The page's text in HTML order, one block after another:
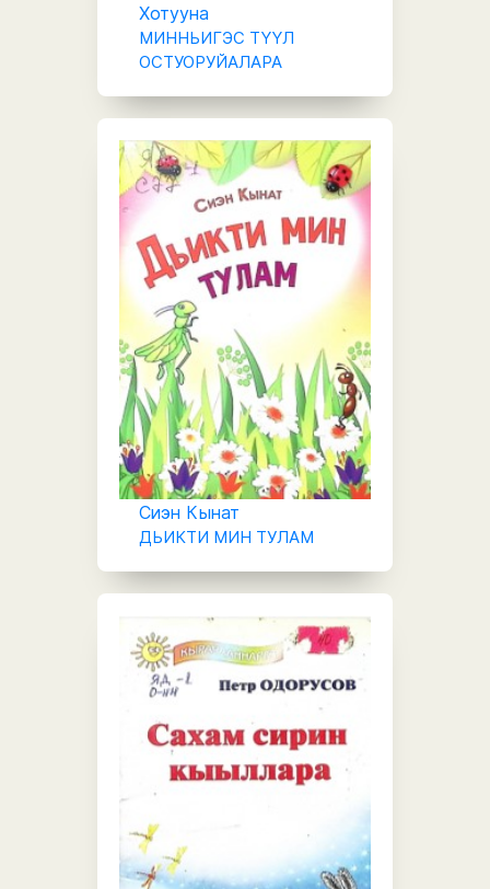
Хотууна
МИННЬИГЭС ТҮҮЛ
ОСТУОРУЙАЛАРА
Сиэн Кынат
ДЬИКТИ МИН ТУЛАМ